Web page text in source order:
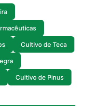
Cultivo de Teca
Cultivo de Pinus